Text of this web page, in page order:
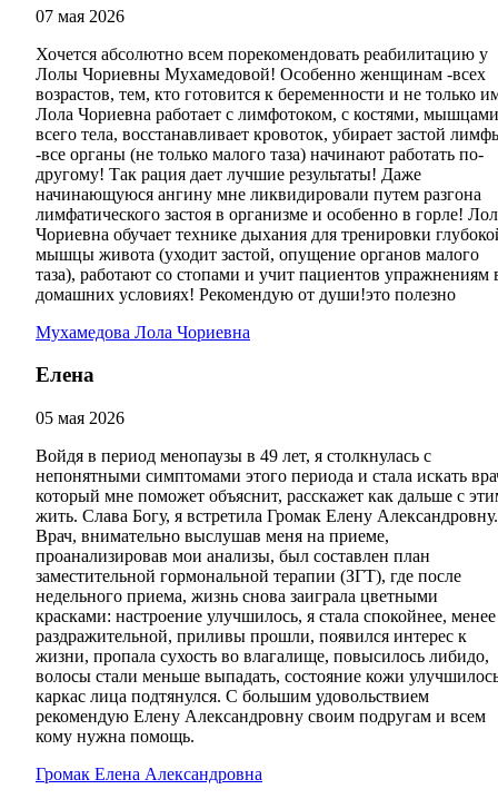
07 мая 2026
Хочется абсолютно всем порекомендовать реабилитацию у
Лолы Чориевны Мухамедовой! Особенно женщинам -всех
возрастов, тем, кто готовится к беременности и не только
Лола Чориевна работает с лимфотоком, с костями, мышцами
всего тела, восстанавливает кровоток, убирает застой
-все органы (не только малого таза) начинают работать по-
другому! Так рация дает лучшие результаты! Даже
начинающуюся ангину мне ликвидировали путем разгона
лимфатического застоя в организме и особенно в горле!
Чориевна обучает технике дыхания для тренировки
мышцы живота (уходит застой, опущение органов малого
таза), работают со стопами и учит пациентов упражнениям
домашних условиях! Рекомендую от души!это полезно
Мухамедова Лола Чориевна
Елена
05 мая 2026
Войдя в период менопаузы в 49 лет, я столкнулась с
непонятными симптомами этого периода и стала искать
который мне поможет объяснит, расскажет как дальше с
жить. Слава Богу, я встретила Громак Елену Александровну.
Врач, внимательно выслушав меня на приеме,
проанализировав мои анализы, был составлен план
заместительной гормональной терапии (ЗГТ), где после
недельного приема, жизнь снова заиграла цветными
красками: настроение улучшилось, я стала спокойнее, менее
раздражительной, приливы прошли, появился интерес к
жизни, пропала сухость во влагалище, повысилось либидо,
волосы стали меньше выпадать, состояние кожи
каркас лица подтянулся. С большим удовольствием
рекомендую Елену Александровну своим подругам и всем
кому нужна помощь.
Громак Елена Александровна